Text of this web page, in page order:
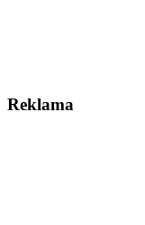
Reklama